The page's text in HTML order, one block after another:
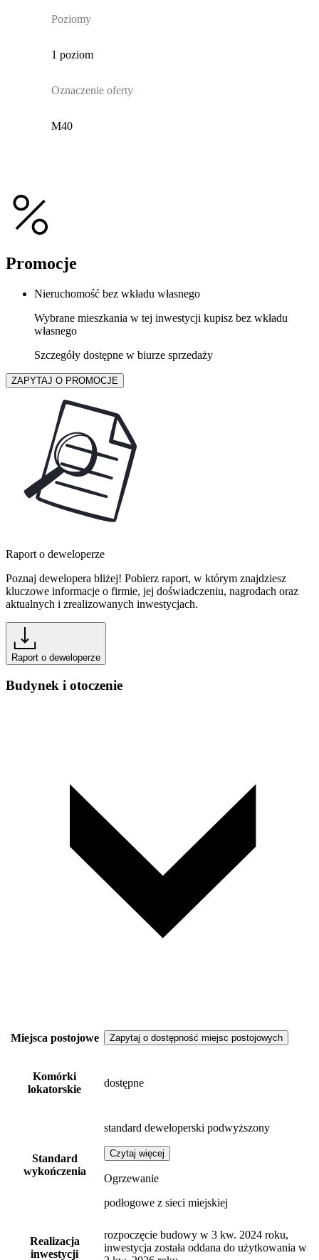
Poziomy
1 poziom
Oznaczenie oferty
M40
Promocje
Nieruchomość bez wkładu własnego
Wybrane mieszkania w tej inwestycji kupisz bez wkładu
własnego
Szczegóły dostępne w biurze sprzedaży
ZAPYTAJ O PROMOCJE
Raport o deweloperze
Poznaj dewelopera bliżej! Pobierz raport, w którym znajdziesz
kluczowe informacje o firmie, jej doświadczeniu, nagrodach oraz
aktualnych i zrealizowanych inwestycjach.
Raport o deweloperze
Budynek i otoczenie
Miejsca postojowe Zapytaj o dostępność miejsc postojowych
Komórki
lokatorskie
dostępne
Standard
wykończenia
standard deweloperski podwyższony
Czytaj więcej
Ogrzewanie
podłogowe z sieci miejskiej
Realizacja
inwestycji
rozpoczęcie budowy w 3 kw. 2024 roku,
inwestycja została oddana do użytkowania w